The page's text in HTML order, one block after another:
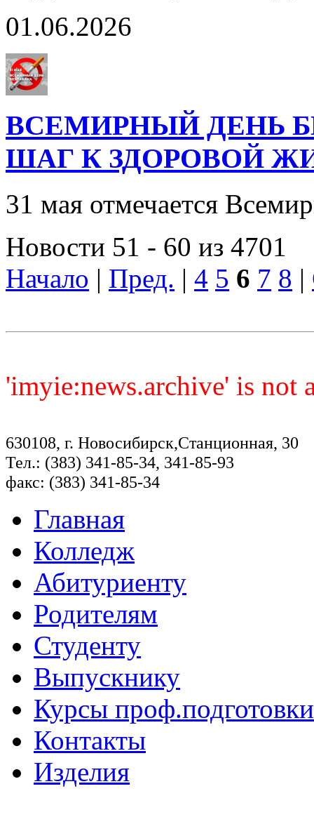
01.06.2026
ВСЕМИРНЫЙ ДЕНЬ
ШАГ К ЗДОРОВОЙ
31 мая отмечается
Новости 51 - 60 из 4701
Начало | Пред. | 4 5 6 7 8 |
'imyie:news.archive' is not
630108, г. Новосибирск,Станционная, 30
Тел.: (383) 341-85-34, 341-85-93
факс: (383) 341-85-34
Главная
Колледж
Абитуриенту
Родителям
Студенту
Выпускнику
Курсы проф.подготовки
Контакты
Изделия